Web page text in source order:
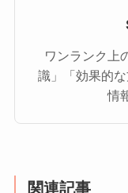
ワンランク上
識」「効果的
情
関連記事